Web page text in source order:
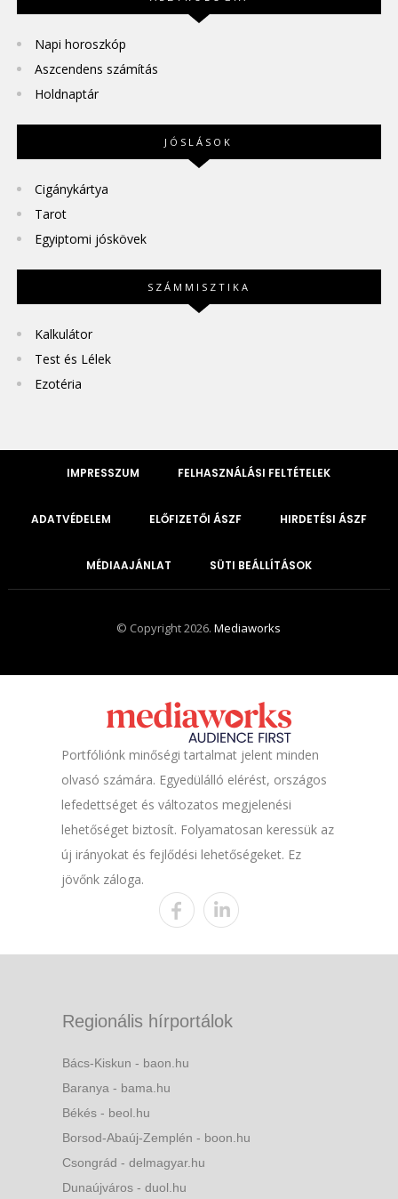
Napi horoszkóp
Aszcendens számítás
Holdnaptár
JÓSLÁSOK
Cigánykártya
Tarot
Egyiptomi jóskövek
SZÁMMISZTIKA
Kalkulátor
Test és Lélek
Ezotéria
IMPRESSZUM FELHASZNÁLÁSI FELTÉTELEK
ADATVÉDELEM ELŐFIZETŐI ÁSZF HIRDETÉSI ÁSZF
MÉDIAAJÁNLAT SÜTI BEÁLLÍTÁSOK
© Copyright 2026.Mediaworks
Portfóliónk minőségi tartalmat jelent minden
olvasó számára. Egyedülálló elérést, országos
lefedettséget és változatos megjelenési
lehetőséget biztosít. Folyamatosan keressük az
új irányokat és fejlődési lehetőségeket. Ez
jövőnk záloga.
Regionális hírportálok
Bács-Kiskun - baon.hu
Baranya - bama.hu
Békés - beol.hu
Borsod-Abaúj-Zemplén - boon.hu
Csongrád - delmagyar.hu
Dunaújváros - duol.hu